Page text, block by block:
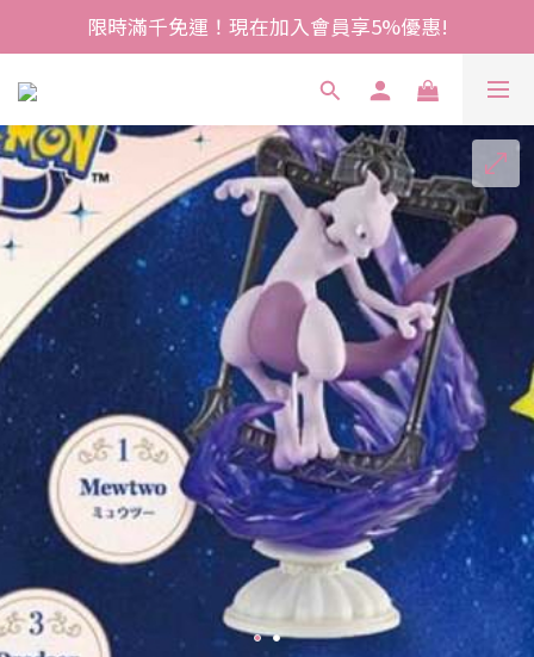
限時滿千免運！現在加入會員享5%優惠!